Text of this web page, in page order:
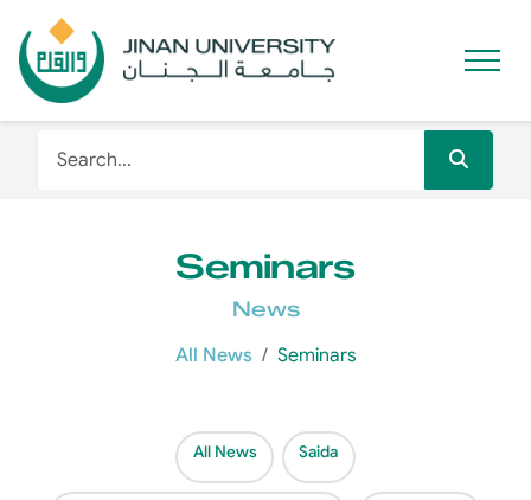
Seminars
News
All News Seminars
All News Saida